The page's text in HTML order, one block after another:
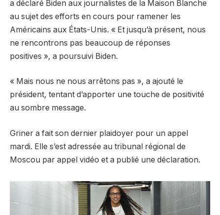
a déclaré Biden aux journalistes de la Maison Blanche
au sujet des efforts en cours pour ramener les
Américains aux États-Unis. « Et jusqu’à présent, nous
ne rencontrons pas beaucoup de réponses
positives », a poursuivi Biden.
« Mais nous ne nous arrêtons pas », a ajouté le
président, tentant d’apporter une touche de positivité
au sombre message.
Griner a fait son dernier plaidoyer pour un appel
mardi. Elle s’est adressée au tribunal régional de
Moscou par appel vidéo et a publié une déclaration.